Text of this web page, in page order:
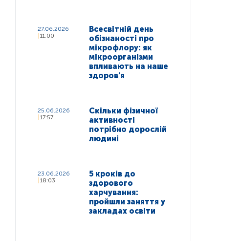
27.06.2026
11:00
Всесвітній день
обізнаності про
мікрофлору: як
мікроорганізми
впливають на наше
здоров’я
25.06.2026
17:57
Скільки фізичної
активності
потрібно дорослій
людині
23.06.2026
18:03
5 кроків до
здорового
харчування:
пройшли заняття у
закладах освіти